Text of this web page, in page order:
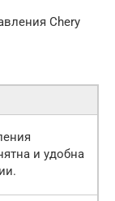
Chery
и удобна